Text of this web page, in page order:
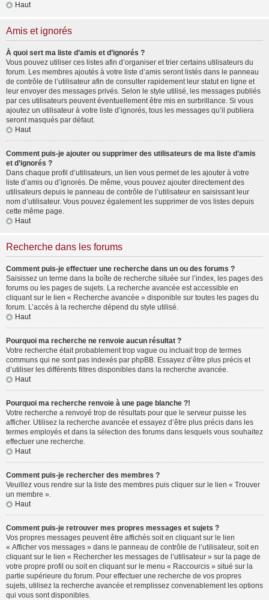
Haut
Amis et ignorés
À quoi sert ma liste d’amis et d’ignorés ?
Vous pouvez utiliser ces listes afin d’organiser et trier certains utilisateurs du
forum. Les membres ajoutés à votre liste d’amis seront listés dans le panneau
de contrôle de l’utilisateur afin de consulter rapidement leur statut en ligne et
leur envoyer des messages privés. Selon le style utilisé, les messages publiés
par ces utilisateurs peuvent éventuellement être mis en surbrillance. Si vous
ajoutez un utilisateur à votre liste d’ignorés, tous les messages qu’il publiera
seront masqués par défaut.
Haut
Comment puis-je ajouter ou supprimer des utilisateurs de ma liste d’amis
et d’ignorés ?
Dans chaque profil d’utilisateurs, un lien vous permet de les ajouter à votre
liste d’amis ou d’ignorés. De même, vous pouvez ajouter directement des
utilisateurs depuis le panneau de contrôle de l’utilisateur en saisissant leur
nom d’utilisateur. Vous pouvez également les supprimer de vos listes depuis
cette même page.
Haut
Recherche dans les forums
Comment puis-je effectuer une recherche dans un ou des forums ?
Saisissez un terme dans la boîte de recherche située sur l’index, les pages des
forums ou les pages de sujets. La recherche avancée est accessible en
cliquant sur le lien « Recherche avancée » disponible sur toutes les pages du
forum. L’accès à la recherche dépend du style utilisé.
Haut
Pourquoi ma recherche ne renvoie aucun résultat ?
Votre recherche était probablement trop vague ou incluait trop de termes
communs qui ne sont pas indexés par phpBB. Essayez d’être plus précis et
d’utiliser les différents filtres disponibles dans la recherche avancée.
Haut
Pourquoi ma recherche renvoie à une page blanche ?!
Votre recherche a renvoyé trop de résultats pour que le serveur puisse les
afficher. Utilisez la recherche avancée et essayez d’être plus précis dans les
termes employés et dans la sélection des forums dans lesquels vous souhaitez
effectuer une recherche.
Haut
Comment puis-je rechercher des membres ?
Veuillez vous rendre sur la liste des membres puis cliquer sur le lien « Trouver
un membre ».
Haut
Comment puis-je retrouver mes propres messages et sujets ?
Vos propres messages peuvent être affichés soit en cliquant sur le lien
« Afficher vos messages » dans le panneau de contrôle de l’utilisateur, soit en
cliquant sur le lien « Rechercher les messages de l’utilisateur » sur la page de
votre propre profil ou soit en cliquant sur le menu « Raccourcis » situé sur la
partie supérieure du forum. Pour effectuer une recherche de vos propres
sujets, utilisez la recherche avancée et remplissez convenablement les options
qui vous sont disponibles.